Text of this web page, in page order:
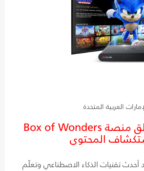
شبكة OSN تطلق منصة Box of Wonders
المحتوى
أحدث تقنيات الذكاء الاصطناعي وتعلّم